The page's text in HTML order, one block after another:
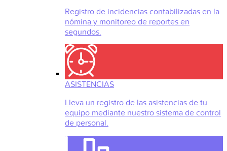
Registro de incidencias contabilizadas en la
nómina y monitoreo de reportes en
segundos.
ASISTENCIAS
Lleva un registro de las asistencias de tu
equipo mediante nuestro sistema de control
de personal.